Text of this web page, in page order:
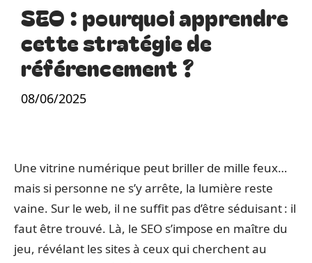
SEO : pourquoi apprendre
cette stratégie de
référencement ?
08/06/2025
Une vitrine numérique peut briller de mille feux…
mais si personne ne s’y arrête, la lumière reste
vaine. Sur le web, il ne suffit pas d’être séduisant : il
faut être trouvé. Là, le SEO s’impose en maître du
jeu, révélant les sites à ceux qui cherchent au